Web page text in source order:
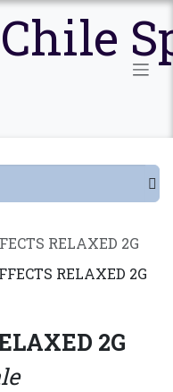
RELAXED 2G
2G